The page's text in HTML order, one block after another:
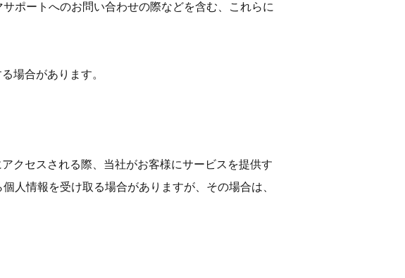
ポートへのお問い合わせの際などを含む、これらに
場合があります。
クセスされる際、当社がお客様にサービスを提供す
人情報を受け取る場合がありますが、その場合は、